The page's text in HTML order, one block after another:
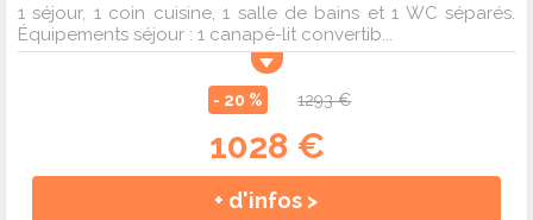
1 séjour, 1 coin cuisine, 1 salle de bains et 1 WC séparés.
Équipements séjour : 1 canapé-lit convertib...
- 20 % 1293 €
1028 €
+ d'infos >